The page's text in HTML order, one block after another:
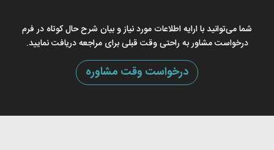
شما می‌توانید با ارایه اطلاعات مورد نیاز و بیان شرح حال کوتاه در فرم
درخواست مشاور به راحتی وقت قبلی برای مراجعه دریافت نمایید.
درخواست وقت مشاوره